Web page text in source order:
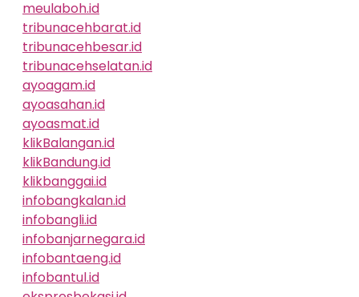
meulaboh.id
tribunacehbarat.id
tribunacehbesar.id
tribunacehselatan.id
ayoagam.id
ayoasahan.id
ayoasmat.id
klikBalangan.id
klikBandung.id
klikbanggai.id
infobangkalan.id
infobangli.id
infobanjarnegara.id
infobantaeng.id
infobantul.id